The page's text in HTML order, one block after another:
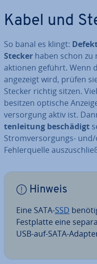
Kabel und
So banal es klingt:
Stecker haben schon
ak­tio­nen geführt. Wenn
angezeigt wird, prüfen
Stecker richtig sitzen.
besitzen optische
ver­sor­gung aktiv ist.
ten­lei­tung be­schä­digt
Strom­ver­sor­gungs- und/
Feh­ler­quel­le
Hinweis
Eine SATA-SSD
Fest­plat­te eine
USB-auf-SATA-